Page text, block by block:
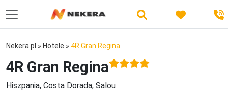
Nekera.pl » Hotele » 4R Gran Regina
4R Gran Regina
Hiszpania, Costa Dorada, Salou